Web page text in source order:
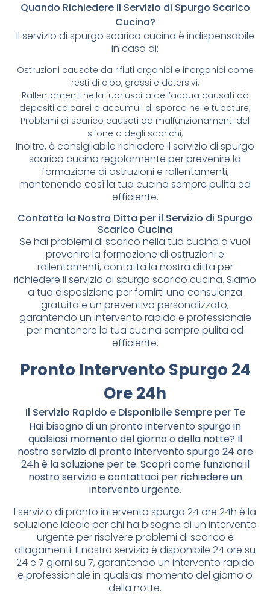
Quando Richiedere il Servizio di Spurgo Scarico
Cucina?
Il servizio di spurgo scarico cucina è indispensabile
in caso di:
Ostruzioni causate da rifiuti organici e inorganici come
resti di cibo, grassi e detersivi;
Rallentamenti nella fuoriuscita dell’acqua causati da
depositi calcarei o accumuli di sporco nelle tubature;
Problemi di scarico causati da malfunzionamenti del
sifone o degli scarichi;
Inoltre, è consigliabile richiedere il servizio di spurgo
scarico cucina regolarmente per prevenire la
formazione di ostruzioni e rallentamenti,
mantenendo così la tua cucina sempre pulita ed
efficiente.
Contatta la Nostra Ditta per il Servizio di Spurgo
Scarico Cucina
Se hai problemi di scarico nella tua cucina o vuoi
prevenire la formazione di ostruzioni e
rallentamenti, contatta la nostra ditta per
richiedere il servizio di spurgo scarico cucina. Siamo
a tua disposizione per fornirti una consulenza
gratuita e un preventivo personalizzato,
garantendo un intervento rapido e professionale
per mantenere la tua cucina sempre pulita ed
efficiente.
Pronto Intervento Spurgo 24
Ore 24h
Il Servizio Rapido e Disponibile Sempre per Te
Hai bisogno di un pronto intervento spurgo in
qualsiasi momento del giorno o della notte? Il
nostro servizio di pronto intervento spurgo 24 ore
24h è la soluzione per te. Scopri come funziona il
nostro servizio e contattaci per richiedere un
intervento urgente.
l servizio di pronto intervento spurgo 24 ore 24h è la
soluzione ideale per chi ha bisogno di un intervento
urgente per risolvere problemi di scarico e
allagamenti. Il nostro servizio è disponibile 24 ore su
24 e 7 giorni su 7, garantendo un intervento rapido
e professionale in qualsiasi momento del giorno o
della notte.